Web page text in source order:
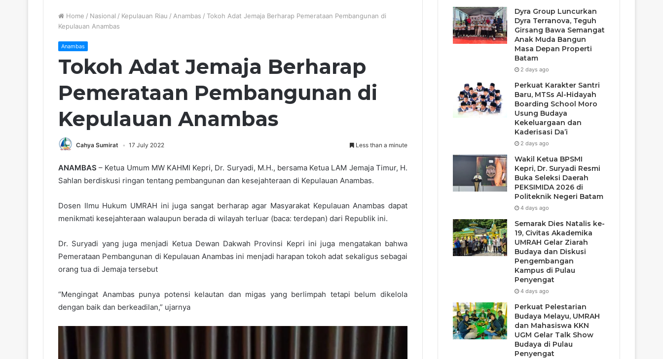
Home / Nasional / Kepulauan Riau / Anambas / Tokoh Adat Jemaja Berharap Pemerataan Pembangunan di
Kepulauan Anambas
Anambas
Tokoh Adat Jemaja Berharap
Pemerataan Pembangunan di
Kepulauan Anambas
Cahya Sumirat 17 July 2022 Less than a minute
ANAMBAS – Ketua Umum MW KAHMI Kepri, Dr. Suryadi, M.H., bersama Ketua LAM Jemaja Timur, H.
Sahlan berdiskusi ringan tentang pembangunan dan kesejahteraan di Kepulauan Anambas.
Dosen Ilmu Hukum UMRAH ini juga sangat berharap agar Masyarakat Kepulauan Anambas dapat
menikmati kesejahteraan walaupun berada di wilayah terluar (baca: terdepan) dari Republik ini.
Dr. Suryadi yang juga menjadi Ketua Dewan Dakwah Provinsi Kepri ini juga mengatakan bahwa
Pemerataan Pembangunan di Kepulauan Anambas ini menjadi harapan tokoh adat sekaligus sebagai
orang tua di Jemaja tersebut
“Mengingat Anambas punya potensi kelautan dan migas yang berlimpah tetapi belum dikelola
dengan baik dan berkeadilan,” ujarnya
Dyra Group Luncurkan
Dyra Terranova, Teguh
Girsang Bawa Semangat
Anak Muda Bangun
Masa Depan Properti
Batam
2 days ago
Perkuat Karakter Santri
Baru, MTSs Al-Hidayah
Boarding School Moro
Usung Budaya
Kekeluargaan dan
Kaderisasi Da’i
2 days ago
Wakil Ketua BPSMI
Kepri, Dr. Suryadi Resmi
Buka Seleksi Daerah
PEKSIMIDA 2026 di
Politeknik Negeri Batam
4 days ago
Semarak Dies Natalis ke-
19, Civitas Akademika
UMRAH Gelar Ziarah
Budaya dan Diskusi
Pengembangan
Kampus di Pulau
Penyengat
4 days ago
Perkuat Pelestarian
Budaya Melayu, UMRAH
dan Mahasiswa KKN
UGM Gelar Talk Show
Budaya di Pulau
Penyengat